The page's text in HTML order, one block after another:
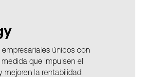
empresariales únicos con
que impulsen el
mejoren la rentabilidad.